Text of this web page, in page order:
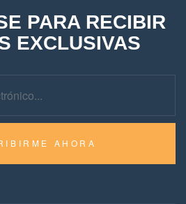
PARA RECIBIR
EXCLUSIVAS
AHORA